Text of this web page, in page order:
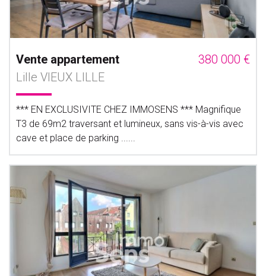
Vente appartement
380 000 €
Lille VIEUX LILLE
*** EN EXCLUSIVITE CHEZ IMMOSENS *** Magnifique
T3 de 69m2 traversant et lumineux, sans vis-à-vis avec
cave et place de parking ......